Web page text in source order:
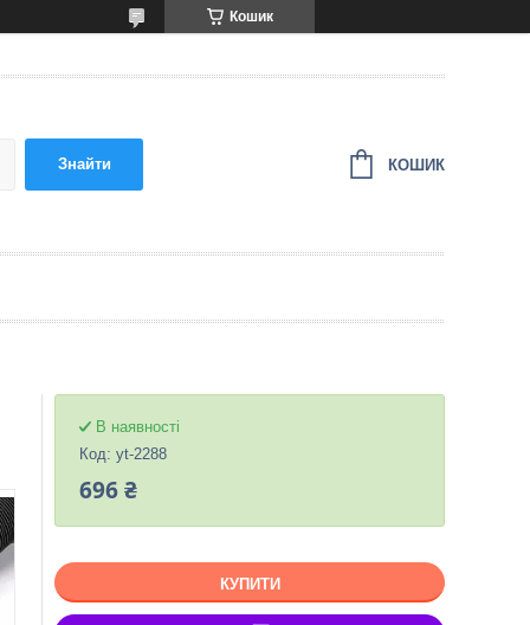
Кошик
Знайти КОШИК
В наявності
Код: yt-2288
696 ₴
КУПИТИ